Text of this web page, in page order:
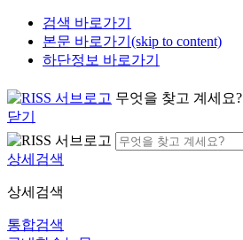
검색 바로가기
본문 바로가기(skip to content)
하단정보 바로가기
무엇을 찾고 계세요?
닫기
상세검색
상세검색
통합검색